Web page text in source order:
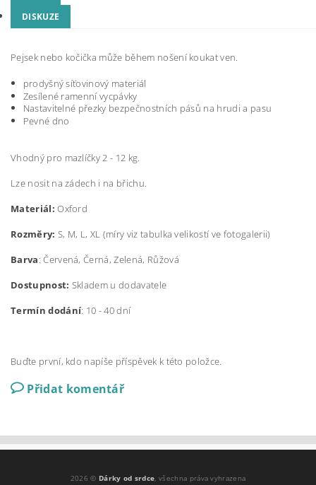
DISKUZE
Pejsek nebo kočička může během nošení koukat ven.
prodyšný síťovinový materiál
Zesílené ramenní vycpávky
Nastavitelné přezky bezpečnostních pásů na hrudi a pasu
Pevné dno
Vhodný pro mazlíčky 2 - 12 kg.
Lze nosit na zádech i na břichu.
Materiál: Oxford
Rozměry: S, M, L, XL (míry viz tabulka velikostí ve fotogalerii)
Barva: Červená, Černá, Zelená, Růžová
Dostupnost: Skladem u dodavatele
Termín dodání: 10 - 40 dní
Buďte první, kdo napíše příspěvek k této položce.
Přidat komentář
2026 © Dárky od srdce, všechna práva vyhrazena